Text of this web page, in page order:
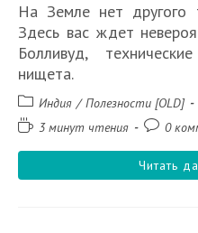
На Земле нет другого
Здесь вас ждет
Болливуд,
нищета.
Рубрика
записи:
Индия / Полезности [OLD]
Время3 минут чтения
записи:
0
Читать